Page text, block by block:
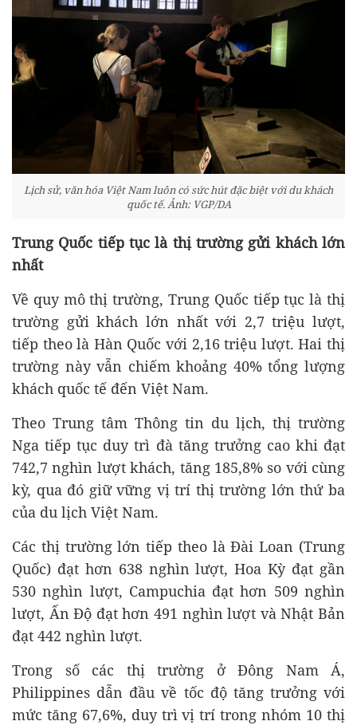
Lịch sử, văn hóa Việt Nam luôn có sức hút đặc biệt với du khách
quốc tế. Ảnh: VGP/DA
Trung Quốc tiếp tục là thị trường gửi khách lớn
nhất
Về quy mô thị trường, Trung Quốc tiếp tục là thị
trường gửi khách lớn nhất với 2,7 triệu lượt,
tiếp theo là Hàn Quốc với 2,16 triệu lượt. Hai thị
trường này vẫn chiếm khoảng 40% tổng lượng
khách quốc tế đến Việt Nam.
Theo Trung tâm Thông tin du lịch, thị trường
Nga tiếp tục duy trì đà tăng trưởng cao khi đạt
742,7 nghìn lượt khách, tăng 185,8% so với cùng
kỳ, qua đó giữ vững vị trí thị trường lớn thứ ba
của du lịch Việt Nam.
Các thị trường lớn tiếp theo là Đài Loan (Trung
Quốc) đạt hơn 638 nghìn lượt, Hoa Kỳ đạt gần
530 nghìn lượt, Campuchia đạt hơn 509 nghìn
lượt, Ấn Độ đạt hơn 491 nghìn lượt và Nhật Bản
đạt 442 nghìn lượt.
Trong số các thị trường ở Đông Nam Á,
Philippines dẫn đầu về tốc độ tăng trưởng với
mức tăng 67,6%, duy trì vị trí trong nhóm 10 thị